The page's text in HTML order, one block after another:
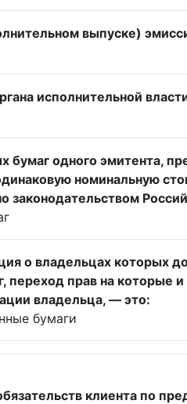
выпуске)
исполнительной
бумаг одного эмитента,
номинальную
законодательством
о владельцах которых
переход прав на которые
владельца, — это:
бумаги
клиента по